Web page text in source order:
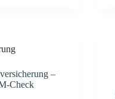
–
Check